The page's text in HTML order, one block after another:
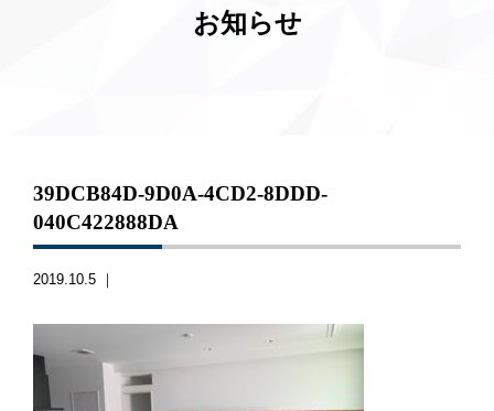
お知らせ
39DCB84D-9D0A-4CD2-8DDD-
040C422888DA
2019.10.5 ｜